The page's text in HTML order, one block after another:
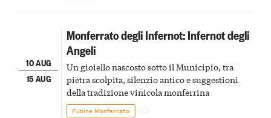
10 AUG
15 AUG
Monferrato degli Infernot: Infernot degli
Angeli
Un gioiello nascosto sotto il Municipio, tra
pietra scolpita, silenzio antico e suggestioni
della tradizione vinicola monferrina
Fubine Monferrato